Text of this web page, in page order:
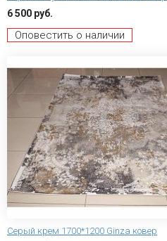
6 500 руб.
Оповестить о наличии
Серый крем 1700*1200 Ginza ковер